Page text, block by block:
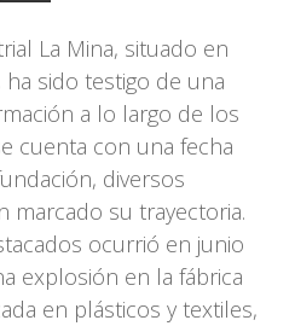
La Mina, situado en
ha sido testigo de una
a lo largo de los
cuenta con una fecha
diversos
marcado su trayectoria.
ocurrió en junio
explosión en la fábrica
en plásticos y textiles,